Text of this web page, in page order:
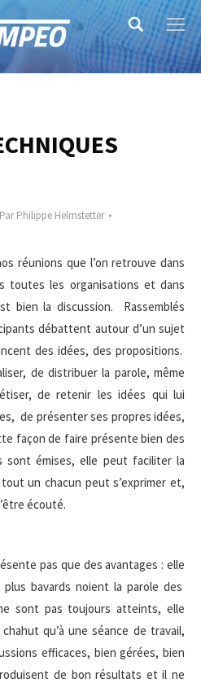
Search:
ParPhilippe Helmstetter
réunions que l’on retrouve dans
toutes les organisations et dans
bien la discussion. Rassemblés
débattent autour d’un sujet
des idées, des propositions.
de distribuer la parole, même
de retenir les idées qui lui
de présenter ses propres idées,
façon de faire présente bien des
sont émises, elle peut faciliter la
un chacun peut s’exprimer et,
écouté.
pas que des avantages : elle
bavards noient la parole des
sont pas toujours atteints, elle
qu’à une séance de travail,
efficaces, bien gérées, bien
de bon résultats et il ne